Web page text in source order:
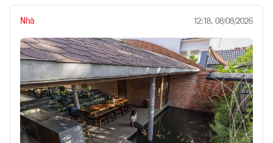
Nhà 12:18, 08/08/2026